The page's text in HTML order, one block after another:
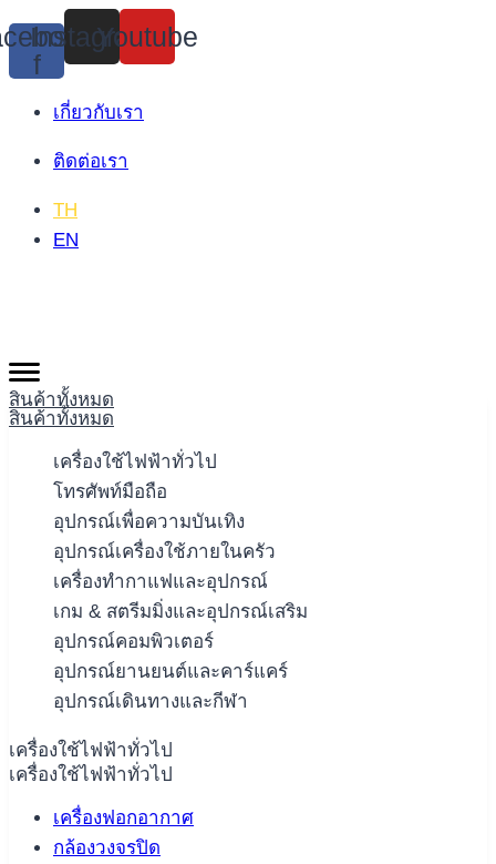
Skip
to
content
f
Instagram
Youtube
เกี่ยวกับเรา
ติดต่อเรา
TH
EN
สินค้าทั้งหมด
สินค้าทั้งหมด
เครื่องใช้ไฟฟ้าทั่วไป
โทรศัพท์มือถือ
อุปกรณ์เพื่อความบันเทิง
อุปกรณ์เครื่องใช้ภายในครัว
เครื่องทำกาแฟและอุปกรณ์
เกม & สตรีมมิ่งและอุปกรณ์เสริม
อุปกรณ์คอมพิวเตอร์
อุปกรณ์ยานยนต์และคาร์แคร์
อุปกรณ์เดินทางและกีฬา
เครื่องใช้ไฟฟ้าทั่วไป
เครื่องใช้ไฟฟ้าทั่วไป
เครื่องฟอกอากาศ
กล้องวงจรปิด